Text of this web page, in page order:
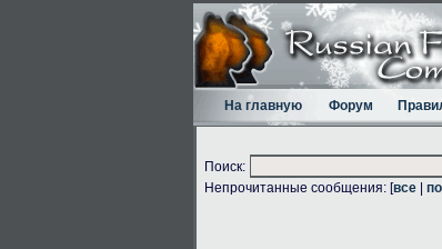
На главную Форум
Поиск:
Непрочитанные сообщения: [все